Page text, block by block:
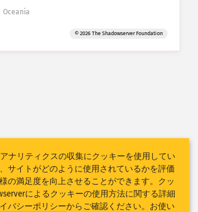
Oceania
© 2026 The Shadowserver Foundation
ナリティクスの収集にクッキーを使用してい
サイトがどのように使用されているかを評価
の満足度を向上させることができます。クッ
によるクッキーの使用方法に関する詳細
バシーポリシーからご確認ください。お使い